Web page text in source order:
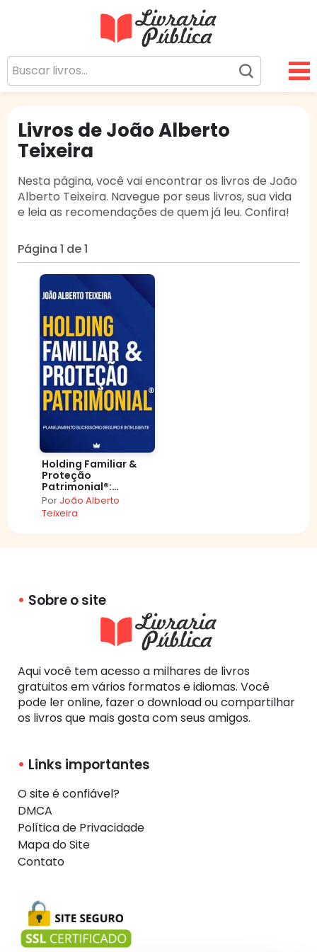
Sua Biblioteca Virtual Gratuita
Livros de João Alberto
Teixeira
Nesta página, você vai encontrar os livros de João
Alberto Teixeira. Navegue por seus livros, sua vida
e leia as recomendações de quem já leu. Confira!
Página 1 de 1
Holding Familiar &
Proteção
Patrimonial®:
Planejamento
sucessório seguro e
inteligente.
Por João Alberto
Teixeira
Sobre o site
Aqui você tem acesso a milhares de livros
gratuitos em vários formatos e idiomas. Você
pode ler online, fazer o download ou compartilhar
os livros que mais gosta com seus amigos.
Links importantes
O site é confiável?
DMCA
Política de Privacidade
Mapa do Site
Contato